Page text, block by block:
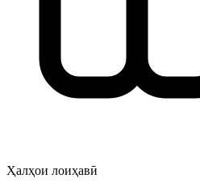
Ҳалҳои лоиҳавӣ